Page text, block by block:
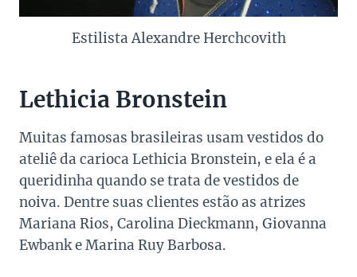
Estilista Alexandre Herchcovith
Lethicia Bronstein
Muitas famosas brasileiras usam vestidos do
ateliê da carioca Lethicia Bronstein, e ela é a
queridinha quando se trata de vestidos de
noiva. Dentre suas clientes estão as atrizes
Mariana Rios, Carolina Dieckmann, Giovanna
Ewbank e Marina Ruy Barbosa.